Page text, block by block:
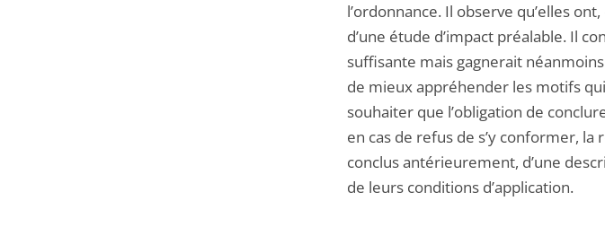
l’ordonnance. Il observe qu’elles
d’une étude d’impact préalable. Il
suffisante mais gagnerait
de mieux appréhender les motifs
souhaiter que l’obligation de
en cas de refus de s’y conformer,
conclus antérieurement, d’une
de leurs conditions d’application.